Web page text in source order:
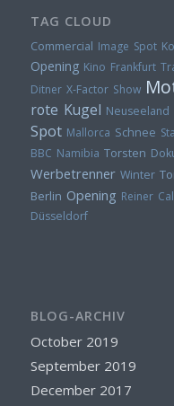
TAG CLOUD
Commercial Image Spot
Opening Kino Frankfurt
Ditner X-Factor Show
rote Kugel Neuseeland
Spot Mallorca Schnee
BBC Namibia Torsten
Werbetrenner Winter
Berlin Opening Reiner
Düsseldorf
BLOG-ARCHIV
October 2019
September 2019
December 2017